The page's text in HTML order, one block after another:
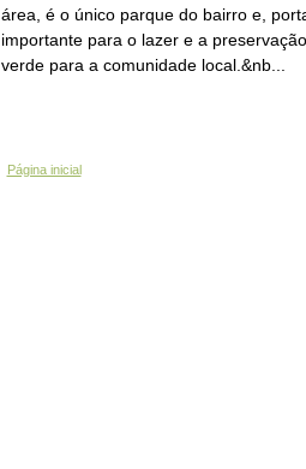
área, é o único parque do bairro e,
importante para o lazer e a
verde para a comunidade local.&nb...
Página inicial